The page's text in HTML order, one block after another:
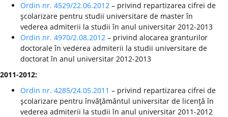
Ordin nr. 4529/22.06.2012 – privind repartizarea cifrei de
şcolarizare pentru studii universitare de master în
vederea admiterii la studii în anul universitar 2012-2013
Ordin nr. 4970/2.08.2012 – privind alocarea granturilor
doctorale în vederea admiterii la studii universitare de
doctorat în anul universitar 2012-2013
2011-2012:
Ordin nr. 4285/24.05.2011 – privind repartizarea cifrei de
şcolarizare pentru învăţământul universitar de licenţă în
vederea admiterii la studii în anul universitar 2011-2012